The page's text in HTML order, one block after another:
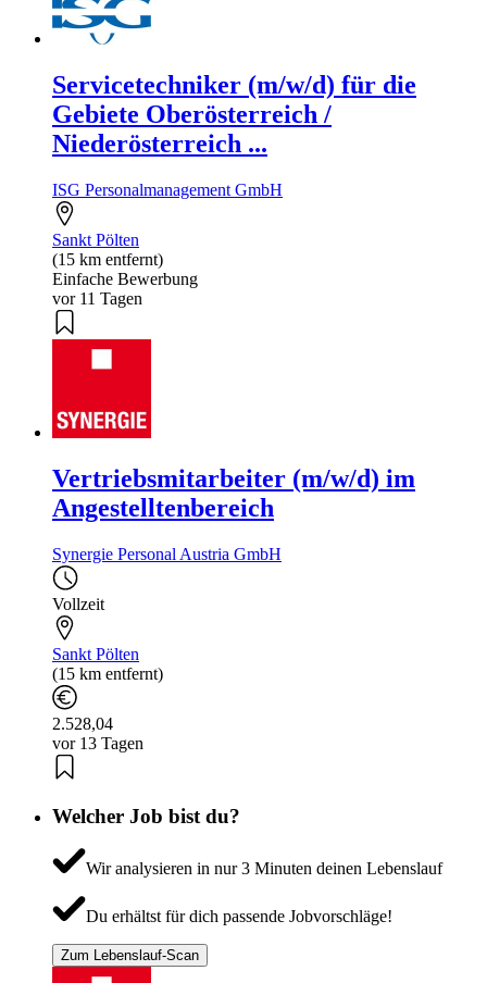
Servicetechniker (m/w/d) für die
Gebiete Oberösterreich /
Niederösterreich ...
ISG Personalmanagement GmbH
Sankt Pölten
(15 km entfernt)
Einfache Bewerbung
vor 11 Tagen
Vertriebsmitarbeiter (m/w/d) im
Angestelltenbereich
Synergie Personal Austria GmbH
Vollzeit
Sankt Pölten
(15 km entfernt)
2.528,04
vor 13 Tagen
Welcher Job bist du?
Wir analysieren in nur 3 Minuten deinen Lebenslauf
Du erhältst für dich passende Jobvorschläge!
Zum Lebenslauf-Scan